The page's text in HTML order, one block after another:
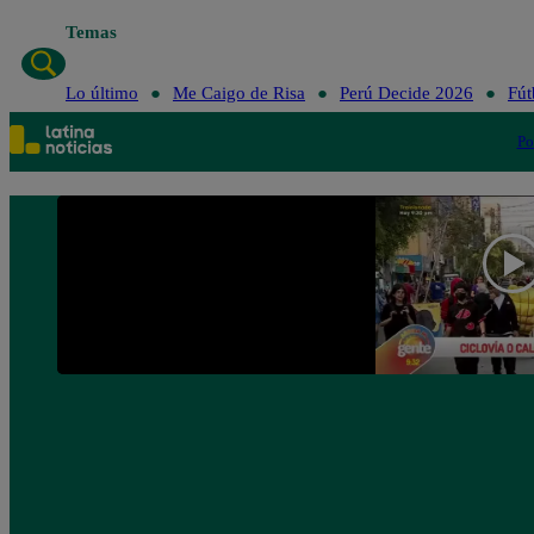
Temas
Lo último Me Caigo de Risa Perú Decide 2026